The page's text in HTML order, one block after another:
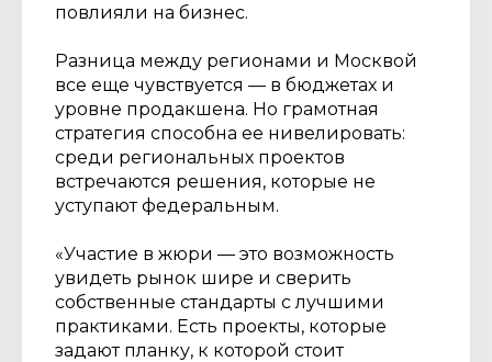
повлияли на бизнес.
Разница между регионами и Москвой
все еще чувствуется — в бюджетах и
уровне продакшена. Но грамотная
стратегия способна ее нивелировать:
среди региональных проектов
встречаются решения, которые не
уступают федеральным.
«Участие в жюри — это возможность
увидеть рынок шире и сверить
собственные стандарты с лучшими
практиками. Есть проекты, которые
задают планку, к которой стоит